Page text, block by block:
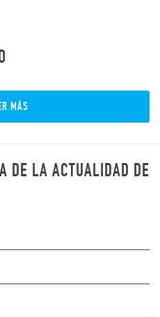
MÁS
DE LA ACTUALIDAD DE